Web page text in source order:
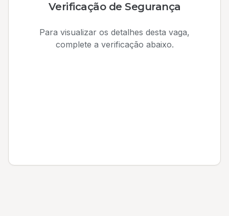
Verificação de Segurança
Para visualizar os detalhes desta vaga,
complete a verificação abaixo.